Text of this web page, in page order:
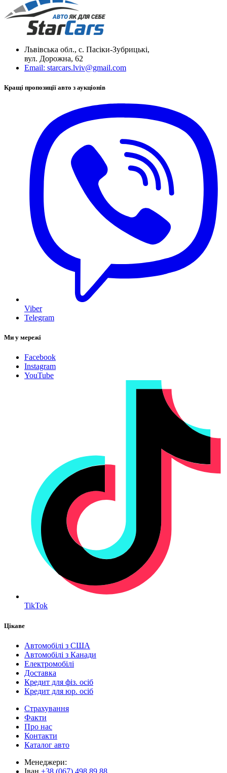
Львівська обл., с. Пасіки-Зубрицькі,
вул. Дорожна, 62
Email: starcars.lviv@gmail.com
Кращі пропозиції авто з аукціонів
Viber
Telegram
Ми у мережі
Facebook
Instagram
YouTube
TikTok
Цікаве
Автомобілі з США
Автомобілі з Канади
Електромобілі
Доставка
Кредит для фіз. осіб
Кредит для юр. осіб
Страхування
Факти
Про нас
Контакти
Каталог авто
Менеджери:
Іван +38 (067) 498 89 88